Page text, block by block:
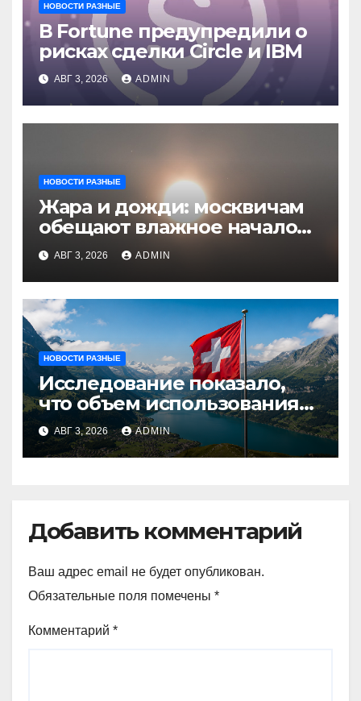
НОВОСТИ РАЗНЫЕ
В Fortune предупредили о
рисках сделки Circle и IBM
АВГ 3, 2026 ADMIN
НОВОСТИ РАЗНЫЕ
Жара и дожди: москвичам
обещают влажное начало
августа
АВГ 3, 2026 ADMIN
НОВОСТИ РАЗНЫЕ
Исследование показало,
что объем использования
криптовалют в Швейцарии
в два раза превышает
аналогичный показатель в
АВГ 3, 2026 ADMIN
Добавить комментарий
Ваш адрес email не будет опубликован.
Обязательные поля помечены *
Комментарий *